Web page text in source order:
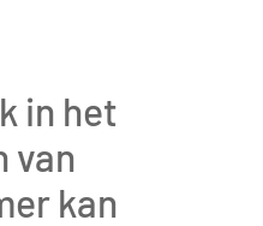
in het
van
kan